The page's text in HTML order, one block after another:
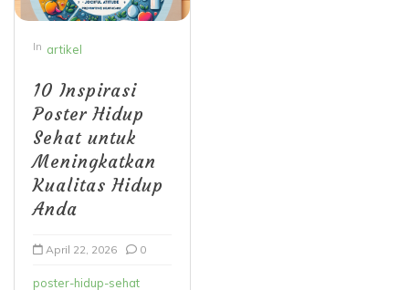
In artikel
10 Inspirasi
Poster Hidup
Sehat untuk
Meningkatkan
Kualitas Hidup
Anda
April 22, 2026 0
poster-hidup-sehat